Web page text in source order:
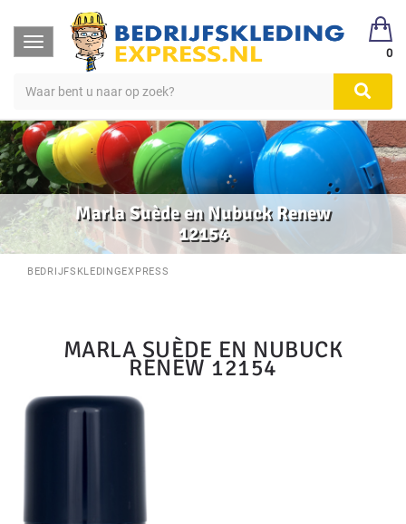
Toggle
navigation
0
Marla Suède en Nubuck Renew
12154
BEDRIJFSKLEDINGEXPRESS
MARLA SUÈDE EN NUBUCK
RENEW 12154